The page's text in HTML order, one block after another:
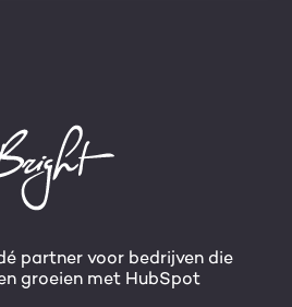
partner voor bedrijven die
groeien met HubSpot